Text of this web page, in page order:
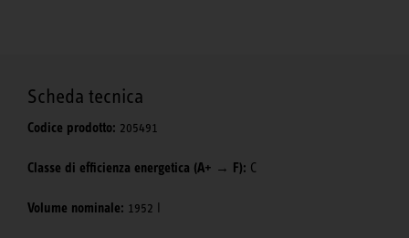
Scheda tecnica
Codice prodotto: 205491
Classe di efficienza energetica (A+ → F): C
Volume nominale: 1952 l